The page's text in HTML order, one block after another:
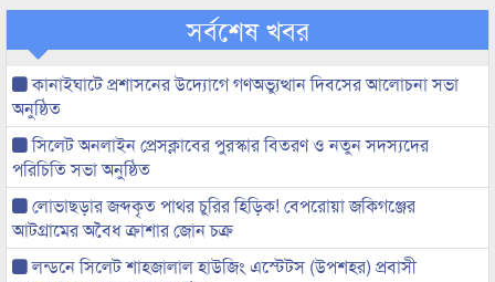
সর্বশেষ খবর
কানাইঘাটে প্রশাসনের উদ্যোগে গণঅভ্যুত্থান দিবসের আলোচনা সভা
অনুষ্ঠিত
সিলেট অনলাইন প্রেসক্লাবের পুরস্কার বিতরণ ও নতুন সদস্যদের
পরিচিতি সভা অনুষ্ঠিত
লোভাছড়ার জব্দকৃত পাথর চুরির হিড়িক! বেপরোয়া জকিগঞ্জের
আটগ্রামের অবৈধ ক্রাশার জোন চক্র
লন্ডনে সিলেট শাহজালাল হাউজিং এস্টেটস (উপশহর) প্রবাসী